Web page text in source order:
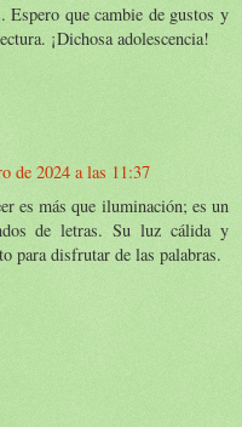
Espero que cambie de gustos y
¡Dichosa adolescencia!
de 2024 a las 11:37
es más que iluminación; es un
de letras. Su luz cálida y
para disfrutar de las palabras.